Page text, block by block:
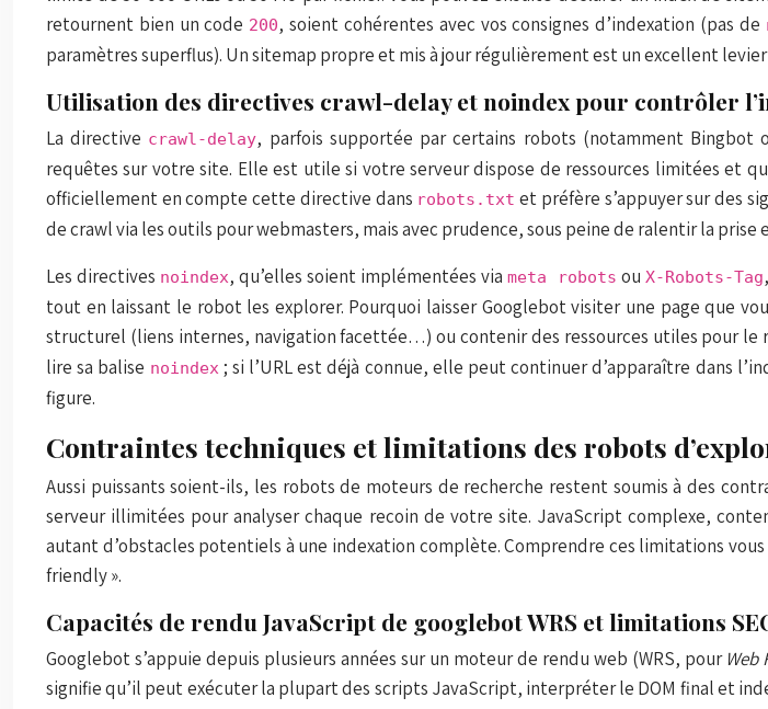
retournent bien un code 200, soient cohérentes avec vos consignes d’indexation (pas de
paramètres superflus). Un sitemap propre et mis à jour régulièrement est un excellent
Utilisation des directives crawl-delay et noindex pour contrôler
La directive crawl-delay, parfois supportée par certains robots (notamment
requêtes sur votre site. Elle est utile si votre serveur dispose de ressources limitées et
officiellement en compte cette directive dans robots.txt et préfère s’appuyer sur des
de crawl via les outils pour webmasters, mais avec prudence, sous peine de ralentir la prise
Les directives noindex, qu’elles soient implémentées via meta robots ou X-Robots-Tag
tout en laissant le robot les explorer. Pourquoi laisser Googlebot visiter une page que
structurel (liens internes, navigation facettée…) ou contenir des ressources utiles pour le
lire sa balise noindex; si l’URL est déjà connue, elle peut continuer d’apparaître dans
figure.
Contraintes techniques et limitations des robots
Aussi puissants soient-ils, les robots de moteurs de recherche restent soumis à des
serveur illimitées pour analyser chaque recoin de votre site. JavaScript complexe,
autant d’obstacles potentiels à une indexation complète. Comprendre ces limitations
friendly ».
Capacités de rendu JavaScript de googlebot WRS et limitations
Googlebot s’appuie depuis plusieurs années sur un moteur de rendu web (WRS, pourWeb
signifie qu’il peut exécuter la plupart des scripts JavaScript, interpréter le DOM final et